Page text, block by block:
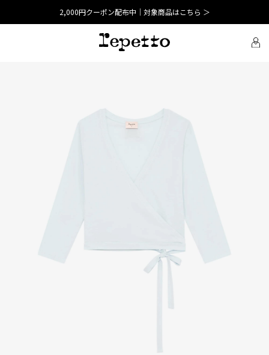
2,000円クーポン配布中｜対象商品はこちら ＞